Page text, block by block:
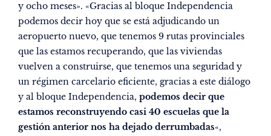
y ocho meses». «Gracias al bloque Independencia
podemos decir hoy que se está adjudicando un
aeropuerto nuevo, que tenemos 9 rutas provinciales
que las estamos recuperando, que las viviendas
vuelven a construirse, que tenemos una seguridad y
un régimen carcelario eficiente, gracias a este diálogo
y al bloque Independencia, podemos decir que
estamos reconstruyendo casi 40 escuelas que la
gestión anterior nos ha dejado derrumbadas«,